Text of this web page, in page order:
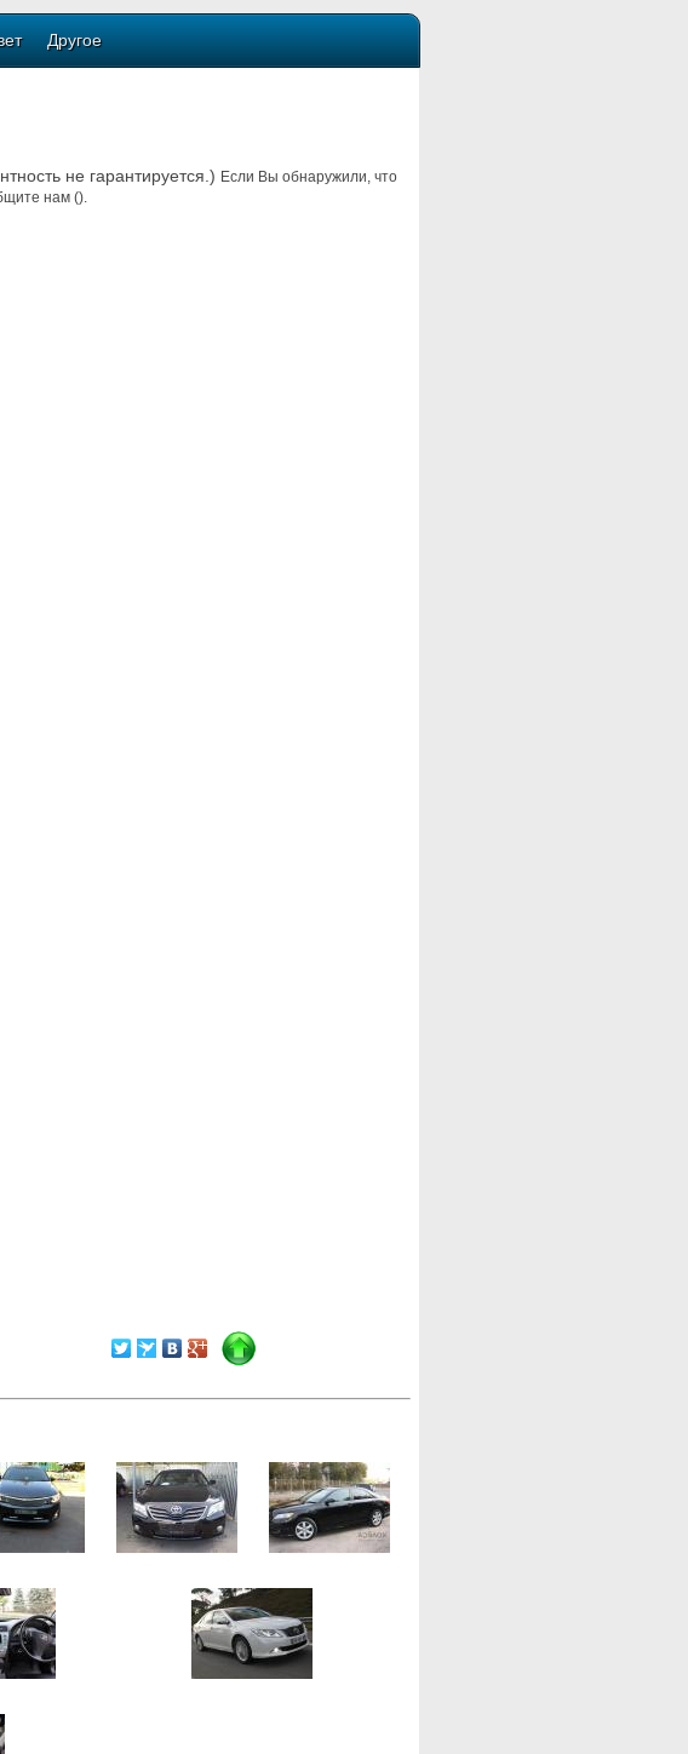
Другое
не гарантируется.) Если Вы обнаружили, что
нам ().